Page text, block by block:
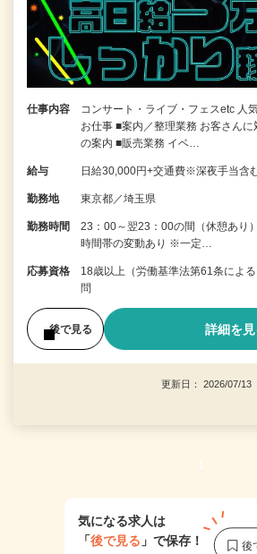
仕事内容
コンサート・ライブ・フェスetc 人
お仕事 ■案内／整理業務 お客さん
の案内 ■販売業務 イベ…
給与 日給30,000円+交通費※深夜手当含
勤務地 東京都／埼玉県
勤務時間
23：00～翌23：00の間（休憩あり
時間帯の変動あり ※一定…
応募資格
18歳以上（労働基準法第61条によ
問
後で見る 詳細を見
更新日： 2026/07/
1
気になる求人は
「後で見る 」で保存！